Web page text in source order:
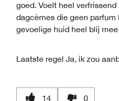
goed. Voelt heel verfrissend
dagcèmes die geen parfum
gevoelige huid heel blij mee.
Laatste regel Ja, ik zou
14 0